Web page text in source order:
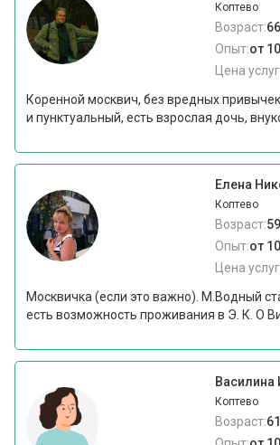
Коптево
Возраст:
Опыт:от
Цена
Коренной москвич, без вредных
и пунктуальный, есть взрослая дочь,
Елена
Коптево
Возраст:
Опыт:от
Цена
Москвичка (если это важно). М.Водный
есть возможность проживания в Э. К. О
Василина
Коптево
Возраст: